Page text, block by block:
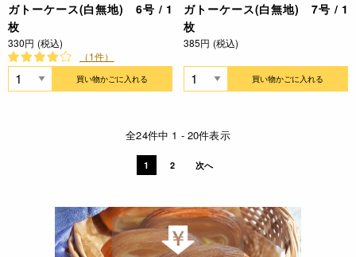
ガトーケース(白無地) 6号 / 1
枚
330円 (税込)
（1件）
買い物かごに入れる
ガトーケース(白無地) 7号 / 1
枚
385円 (税込)
買い物かごに入れる
全24件中 1 - 20件表示
1 2 次へ